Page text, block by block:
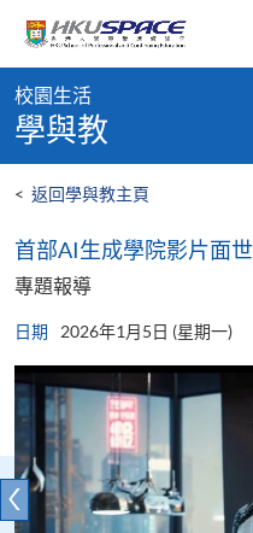
content
content
start
校園生活
學與教
< 返回學與教主頁
首部AI生成學院影片面世
專題報導
日期 2026年1月5日 (星期一)